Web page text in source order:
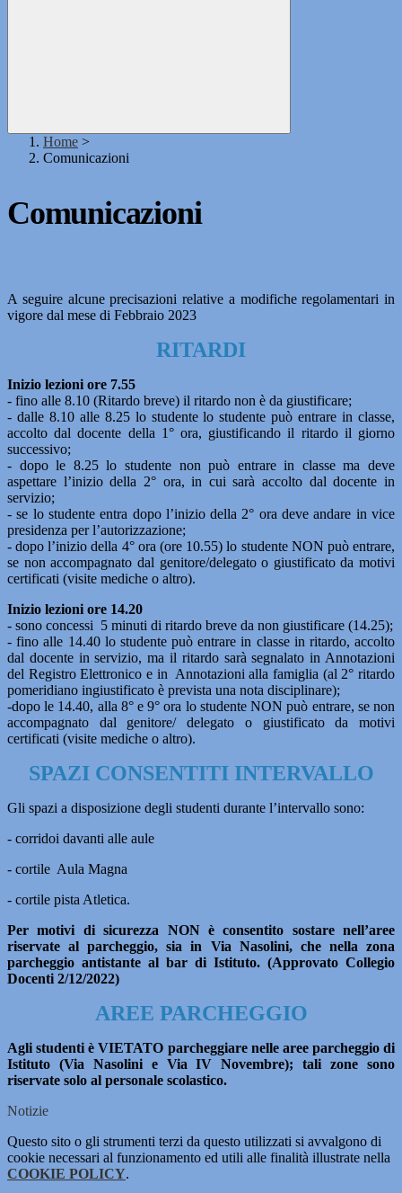
Home >
Comunicazioni
Comunicazioni
A seguire alcune precisazioni relative a modifiche regolamentari in
vigore dal mese di Febbraio 2023
RITARDI
Inizio lezioni ore 7.55
- fino alle 8.10 (Ritardo breve) il ritardo non è da giustificare;
- dalle 8.10 alle 8.25 lo studente lo studente può entrare in classe,
accolto dal docente della 1° ora, giustificando il ritardo il giorno
successivo;
- dopo le 8.25 lo studente non può entrare in classe ma deve
aspettare l’inizio della 2° ora, in cui sarà accolto dal docente in
servizio;
- se lo studente entra dopo l’inizio della 2° ora deve andare in vice
presidenza per l’autorizzazione;
- dopo l’inizio della 4° ora (ore 10.55) lo studente NON può entrare,
se non accompagnato dal genitore/delegato o giustificato da motivi
certificati (visite mediche o altro).
Inizio lezioni ore 14.20
- sono concessi 5 minuti di ritardo breve da non giustificare (14.25);
- fino alle 14.40 lo studente può entrare in classe in ritardo, accolto
dal docente in servizio, ma il ritardo sarà segnalato in Annotazioni
del Registro Elettronico e in Annotazioni alla famiglia (al 2° ritardo
pomeridiano ingiustificato è prevista una nota disciplinare);
-dopo le 14.40, alla 8° e 9° ora lo studente NON può entrare, se non
accompagnato dal genitore/ delegato o giustificato da motivi
certificati (visite mediche o altro).
SPAZI CONSENTITI INTERVALLO
Gli spazi a disposizione degli studenti durante l’intervallo sono:
- corridoi davanti alle aule
- cortile Aula Magna
- cortile pista Atletica.
Per motivi di sicurezza NON è consentito sostare nell’aree
riservate al parcheggio, sia in Via Nasolini, che nella zona
parcheggio antistante al bar di Istituto. (Approvato Collegio
Docenti 2/12/2022)
AREE PARCHEGGIO
Agli studenti è VIETATO parcheggiare nelle aree parcheggio di
Istituto (Via Nasolini e Via IV Novembre); tali zone sono
riservate solo al personale scolastico.
Notizie
Questo sito o gli strumenti terzi da questo utilizzati si avvalgono di
cookie necessari al funzionamento ed utili alle finalità illustrate nella
COOKIE POLICY.